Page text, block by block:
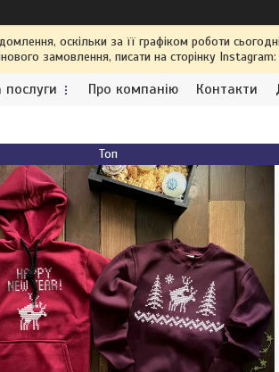
оскільки за її графіком роботи
замовлення, писати на сторінку
послуги Про компанію Контакти
Топ